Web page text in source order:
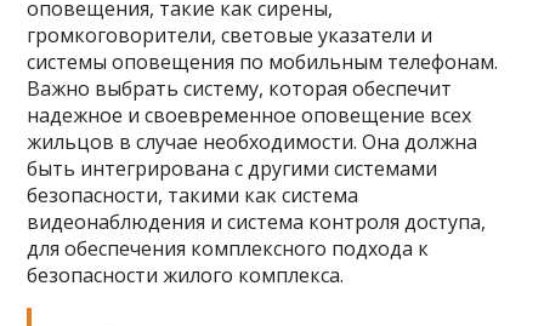
оповещения, такие как сирены,
громкоговорители, световые указатели и
системы оповещения по мобильным телефонам.
Важно выбрать систему, которая обеспечит
надежное и своевременное оповещение всех
жильцов в случае необходимости. Она должна
быть интегрирована с другими системами
безопасности, такими как система
видеонаблюдения и система контроля доступа,
для обеспечения комплексного подхода к
безопасности жилого комплекса.